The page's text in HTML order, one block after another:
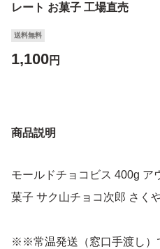
レート お菓子 工場直売
送料無料
1,100円
商品説明
モールドチョコビス 400g ア
菓子 サク山チョコ次郎 さく
※※常温発送（窓口手渡し